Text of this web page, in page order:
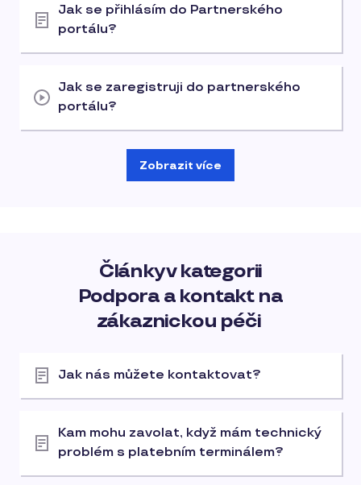
Jak se přihlásím do Partnerského
portálu?
Jak se zaregistruji do partnerského
portálu?
Zobrazit více
Články v kategorii
Podpora a kontakt na
zákaznickou péči
Jak nás můžete kontaktovat?
Kam mohu zavolat, když mám technický
problém s platebním terminálem?